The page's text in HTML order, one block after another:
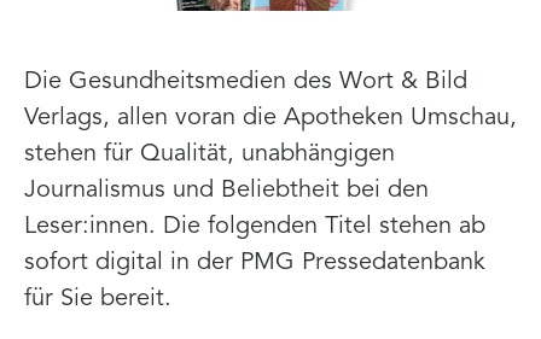
Die Gesundheitsmedien des Wort & Bild
Verlags, allen voran die Apotheken Umschau,
stehen für Qualität, unabhängigen
Journalismus und Beliebtheit bei den
Leser:innen. Die folgenden Titel stehen ab
sofort digital in der PMG Pressedatenbank
für Sie bereit.